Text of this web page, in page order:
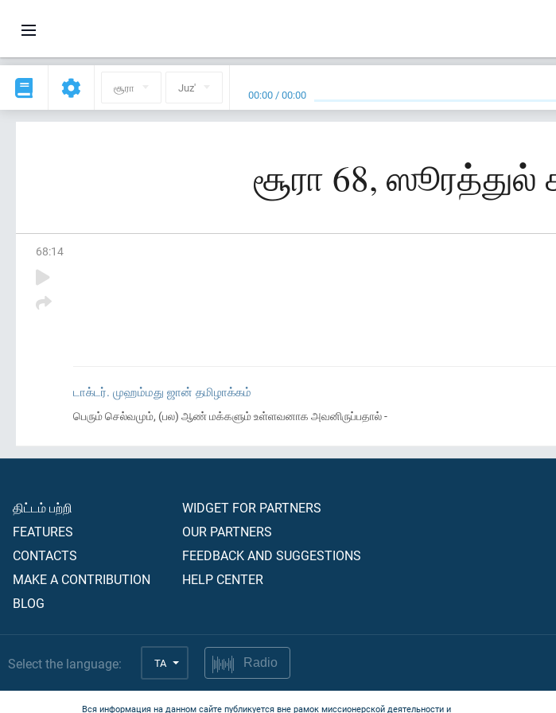
சூரா Juz' 00:00 /00:00
சூரா 68,
68:14
டாக்டர். முஹம்மது ஜான் தமிழாக்கம்
பெரும் செல்வமும், (பல) ஆண் மக்களும் உள்ளவனாக அவனிருப்பதால் -
திட்டம் பற்றி
FEATURES
CONTACTS
MAKE A CONTRIBUTION
BLOG
WIDGET FOR PARTNERS
OUR PARTNERS
FEEDBACK AND SUGGESTIONS
HELP CENTER
Select the language: TA Radio
Вся информация на данном сайте публикуется вне рамок миссионерской деятельности и